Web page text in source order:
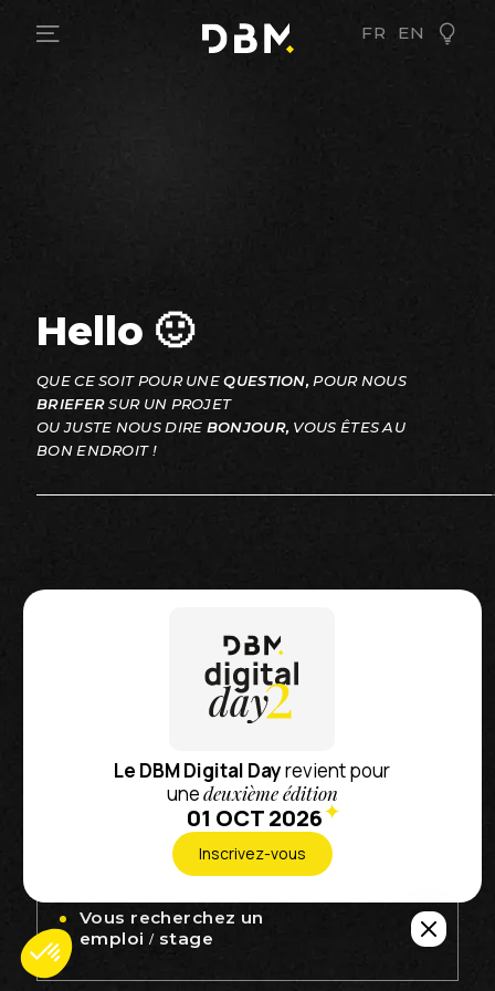
FR EN
Hello 🙂
QUE CE SOIT POUR UNEQUESTION,POUR NOUS
BRIEFERSUR UN PROJET
OU JUSTE NOUS DIRE BONJOUR, VOUS ÊTES AU
BON ENDROIT !
Que pouvons-nous
faire pour vous ?
Nous parler de votre
Vous recherchez un
emploi / stage
Le DBM Digital Dayrevient pour
unedeuxième édition
01 OCT 2026
Inscrivez-vous